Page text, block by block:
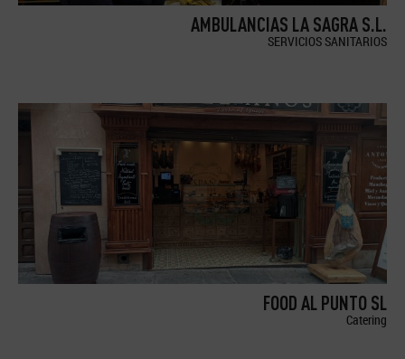
AMBULANCIAS LA SAGRA S.L.
SERVICIOS SANITARIOS
FOOD AL PUNTO SL
Catering